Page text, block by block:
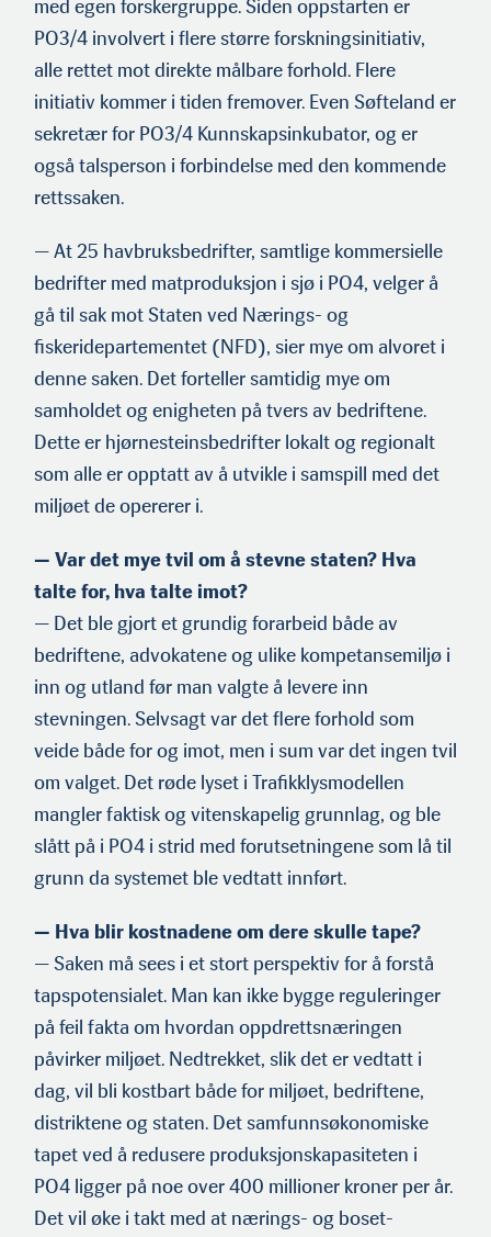
med egen for­skergruppe. Siden oppstarten er
PO3/4 involvert i flere større forskningsinitiativ,
alle rettet mot direkte målbare forhold. Flere
initiativ kommer i tiden fremover. Even Søfteland er
sekre­tær for PO3/4 Kunnskapsinkubator, og er
også talsperson i forbin­delse med den kommende
rettssaken.
— At 25 havbruksbedrifter, samtlige kommersielle
bedrifter med matproduksjon i sjø i PO4, velger å
gå til sak mot Staten ved Nærings- og
fiskeridepartementet (NFD), sier mye om alvoret i
denne saken. Det forteller samtidig mye om
samholdet og enigheten på tvers av bedriftene.
Dette er hjørnesteinsbedrifter lokalt og regionalt
som alle er opptatt av å utvikle i samspill med det
miljøet de opererer i.
— Var det mye tvil om å stevne staten? Hva
talte for, hva talte imot?
— Det ble gjort et grundig forarbeid både av
bedriftene, advo­katene og ulike kompetansemiljø i
inn og utland før man valgte å levere inn
stevningen. Selvsagt var det flere forhold som
veide både for og imot, men i sum var det ingen tvil
om valget. Det røde lyset i Trafikklysmodellen
mangler faktisk og vitenskapelig grunnlag, og ble
slått på i PO4 i strid med forutsetningene som lå til
grunn da systemet ble vedtatt innført.
— Hva blir kostnadene om dere skulle tape?
— Saken må sees i et stort perspektiv for å forstå
tapspotensia­let. Man kan ikke bygge reguleringer
på feil fakta om hvordan oppdrettsnæringen
påvirker miljøet. Nedtrekket, slik det er vedtatt i
dag, vil bli kostbart både for miljøet, bedriftene,
distriktene og staten. Det samfunnsøkonomiske
tapet ved å redu­sere produksjonskapasiteten i
PO4 ligger på noe over 400 million­er kroner per år.
Det vil øke i takt med at nærings- og boset­